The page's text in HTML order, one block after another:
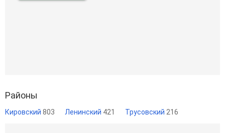
Районы
Кировский 803 Ленинский 421 Трусовский 216